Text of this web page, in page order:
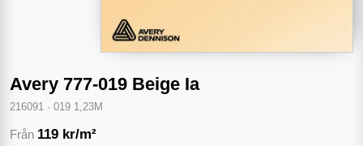
Avery 777-019 Beige Ia
216091 · 019 1,23M
Från 119 kr/m²